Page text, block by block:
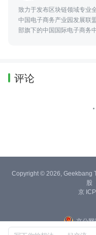
致力于发布区块链领域专业
中国电子商务产业园发展联
部旗下的中国国际电子商务
评论
Copyright © 2026, Geekbang
股
京
京公